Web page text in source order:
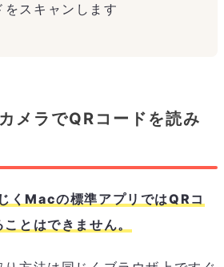
をスキャンします
メラでQRコードを読み
Macの標準アプリではQRコ
とはできません。